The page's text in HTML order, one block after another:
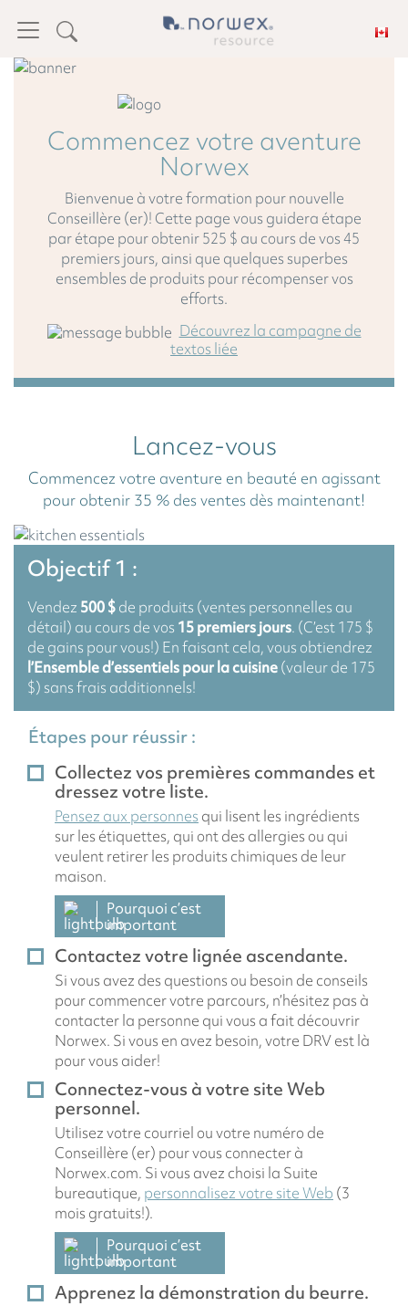
Commencez votre aventure
Norwex
Bienvenue à votre formation pour nouvelle
Conseillère (er)! Cette page vous guidera étape
par étape pour obtenir 525 $ au cours de vos 45
premiers jours, ainsi que quelques superbes
ensembles de produits pour récompenser vos
efforts.
Découvrez la campagne de
textos liée
Lancez-vous
Commencez votre aventure en beauté en agissant
pour obtenir 35 % des ventes dès maintenant!
Objectif 1 :
Vendez 500 $de produits (ventes personnelles au
détail) au cours de vos 15 premiers jours. (C’est 175 $
de gains pour vous!) En faisant cela, vous obtiendrez
l’Ensemble d’essentiels pour la cuisine(valeur de 175
$) sans frais additionnels!
Étapes pour réussir :
Collectez vos premières commandes et
dressez votre liste.
Pensez aux personnes qui lisent les ingrédients
sur les étiquettes, qui ont des allergies ou qui
veulent retirer les produits chimiques de leur
maison.
Pourquoi c’est
important
Contactez votre lignée ascendante.
Si vous avez des questions ou besoin de conseils
pour commencer votre parcours, n’hésitez pas à
contacter la personne qui vous a fait découvrir
Norwex. Si vous en avez besoin, votre DRV est là
pour vous aider!
Connectez-vous à votre site Web
personnel.
Utilisez votre courriel ou votre numéro de
Conseillère (er) pour vous connecter à
Norwex.com. Si vous avez choisi la Suite
bureautique, personnalisez votre site Web (3
mois gratuits!).
Pourquoi c’est
important
Apprenez la démonstration du beurre.